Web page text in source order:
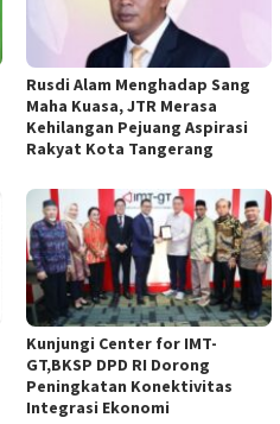
Rusdi Alam Menghadap Sang
Maha Kuasa, JTR Merasa
Kehilangan Pejuang Aspirasi
Rakyat Kota Tangerang
Kunjungi Center for IMT-
GT,BKSP DPD RI Dorong
Peningkatan Konektivitas
Integrasi Ekonomi